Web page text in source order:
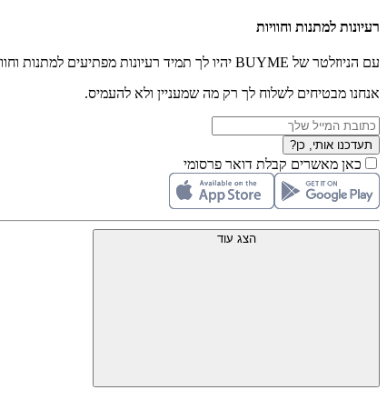
רעיונות למתנות וחוויות
עם הניוזלטר של BUYME יהיו לך תמיד רעיונות מפתיעים למתנות וחוויות.
אנחנו מבטיחים לשלוח לך רק מה שמעניין ולא להעמיס.
תעדכנו אותי, כן?
כאן מאשרים קבלת דואר פרסומי
הצג עוד